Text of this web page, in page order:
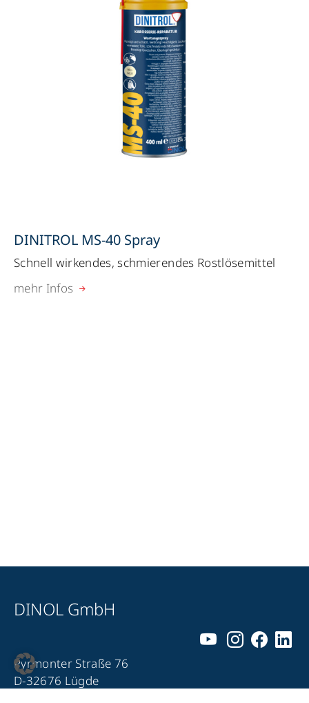
DINITROL MS-40 Spray
Schnell wirkendes, schmierendes Rostlösemittel
mehr Infos
DINOL GmbH
Pyrmonter Straße 76
D-32676 Lügde